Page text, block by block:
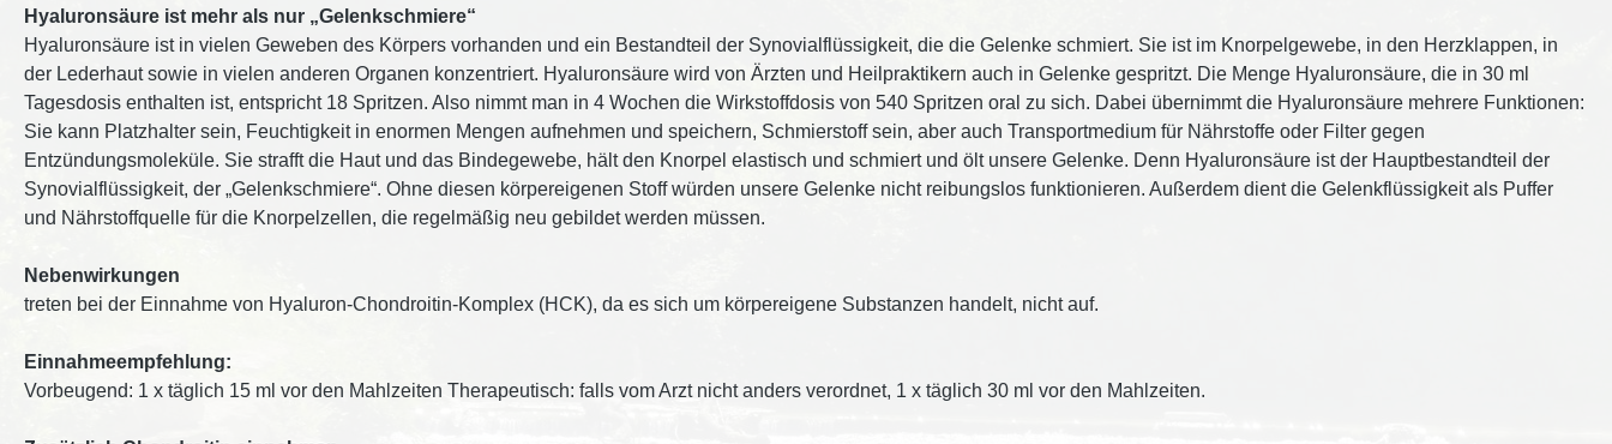
Hyaluronsäure ist mehr als nur „Gelenkschmiere“
Hyaluronsäure ist in vielen Geweben des Körpers vorhanden und ein Bestandteil der Synovialflüssigkeit, die die Gelenke schmiert. Sie ist im Knorpelgewebe, in den Herzklappen, in
der Lederhaut sowie in vielen anderen Organen konzentriert. Hyaluronsäure wird von Ärzten und Heilpraktikern auch in Gelenke gespritzt. Die Menge Hyaluronsäure, die in 30 ml
Tagesdosis enthalten ist, entspricht 18 Spritzen. Also nimmt man in 4 Wochen die Wirkstoffdosis von 540 Spritzen oral zu sich. Dabei übernimmt die Hyaluronsäure mehrere Funktionen:
Sie kann Platzhalter sein, Feuchtigkeit in enormen Mengen aufnehmen und speichern, Schmierstoff sein, aber auch Transportmedium für Nährstoffe oder Filter gegen
Entzündungsmoleküle. Sie strafft die Haut und das Bindegewebe, hält den Knorpel elastisch und schmiert und ölt unsere Gelenke. Denn Hyaluronsäure ist der Hauptbestandteil der
Synovialflüssigkeit, der „Gelenkschmiere“. Ohne diesen körpereigenen Stoff würden unsere Gelenke nicht reibungslos funktionieren. Außerdem dient die Gelenkflüssigkeit als Puffer
und Nährstoffquelle für die Knorpelzellen, die regelmäßig neu gebildet werden müssen.
Nebenwirkungen
treten bei der Einnahme von Hyaluron-Chondroitin-Komplex (HCK), da es sich um körpereigene Substanzen handelt, nicht auf.
Einnahmeempfehlung:
Vorbeugend: 1 x täglich 15 ml vor den Mahlzeiten Therapeutisch: falls vom Arzt nicht anders verordnet, 1 x täglich 30 ml vor den Mahlzeiten.